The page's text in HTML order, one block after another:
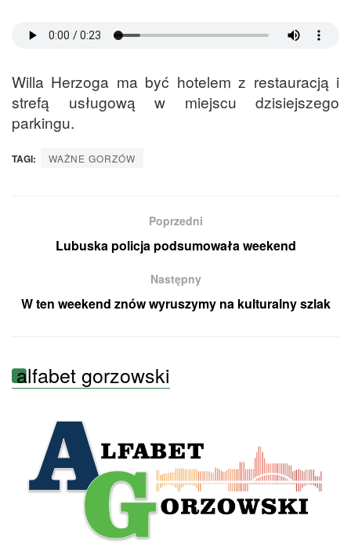
Willa Herzoga ma być hotelem z restauracją i
strefą usługową w miejscu dzisiejszego
parkingu.
TAGI: WAŻNE GORZÓW
Poprzedni
Lubuska policja podsumowała weekend
Następny
W ten weekend znów wyruszymy na kulturalny szlak
alfabet gorzowski